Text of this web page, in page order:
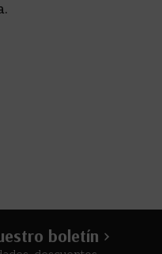
boletín >